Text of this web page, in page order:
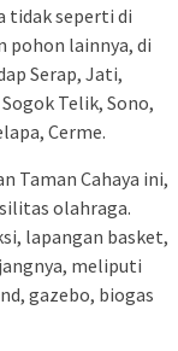
tidak seperti di
pohon lainnya, di
Serap, Jati,
Telik, Sono,
Cerme.
Taman Cahaya ini,
olahraga.
lapangan basket,
meliputi
gazebo, biogas